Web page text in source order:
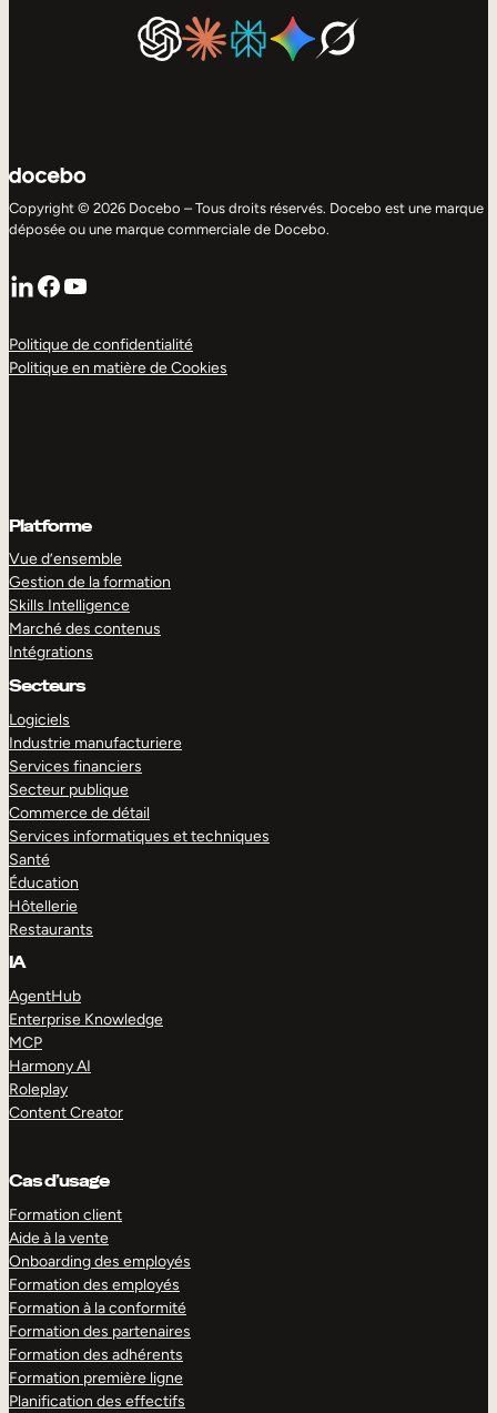
Copyright © 2026 Docebo – Tous droits réservés. Docebo est une marque
déposée ou une marque commerciale de Docebo.
LinkedIn
Facebook
YouTube
Politique de confidentialité
Politique en matière de Cookies
Platforme
Vue d’ensemble
Gestion de la formation
Skills Intelligence
Marché des contenus
Intégrations
Secteurs
Logiciels
Industrie manufacturiere
Services financiers
Secteur publique
Commerce de détail
Services informatiques et techniques
Santé
Éducation
Hôtellerie
Restaurants
IA
AgentHub
Enterprise Knowledge
MCP
Harmony AI
Roleplay
Content Creator
Cas d’usage
Formation client
Aide à la vente
Onboarding des employés
Formation des employés
Formation à la conformité
Formation des partenaires
Formation des adhérents
Formation première ligne
Planification des effectifs